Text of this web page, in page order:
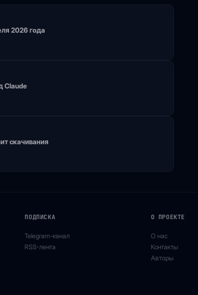
2026 года
Claude
скачивания
ПОДПИСКА
Telegram-канал
RSS-лента
О ПРОЕКТЕ
О нас
Контакты
Авторы